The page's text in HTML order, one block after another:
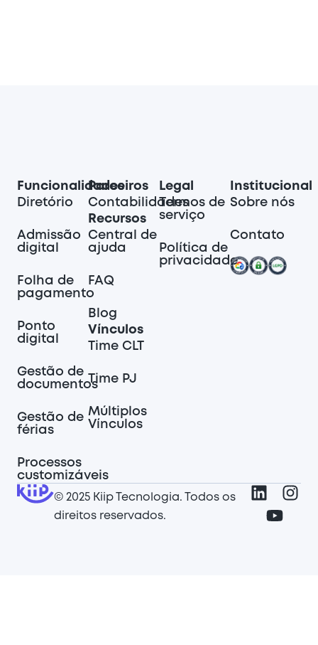
Funcionalidades
Diretório
Admissão
digital
Folha de
pagamento
Ponto
digital
Gestão de
documentos
Gestão de
férias
Processos
customizáveis
Parceiros
Contabilidades
Recursos
Central de
ajuda
FAQ
Blog
Vínculos
Time CLT
Time PJ
Múltiplos
Vínculos
Legal
Termos de
serviço
Política de
privacidade
Institucional
Sobre nós
Contato
© 2025 Kiip Tecnologia. Todos os
direitos reservados.